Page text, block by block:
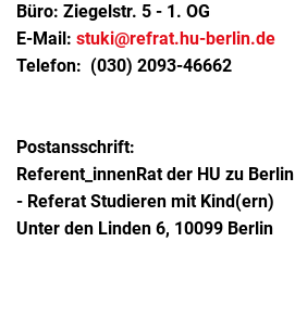
Büro: Ziegelstr. 5 - 1. OG
E-Mail: stuki@refrat.hu-berlin.de
Telefon: (030) 2093-46662
Postansschrift:
Referent_innenRat der HU zu Berlin
- Referat Studieren mit Kind(ern)